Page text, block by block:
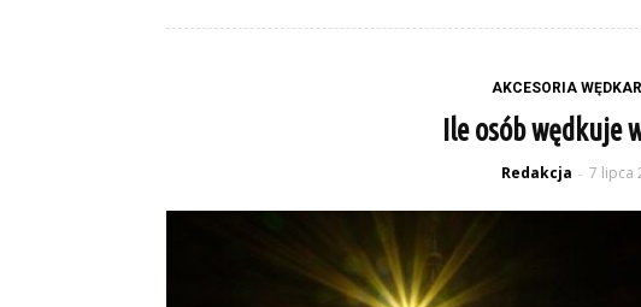
AKCESORIA
Ile osób wędkuje
Redakcja - 7 lipca